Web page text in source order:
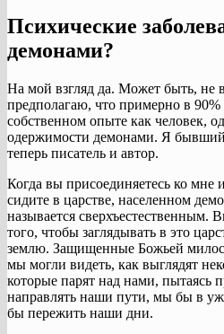
Психические
демонами?
На мой взгляд да. Может быть, не
предполагаю, что примерно в
собственном опыте как человек,
одержимости демонами. Я бывший
теперь писатель и автор.
Когда вы присоединяетесь ко мне
сидите в царстве, населенном
называется сверхъестественным.
того, чтобы заглядывать в это
землю. Защищенные Божьей
мы могли видеть, как выглядят
которые парят над нами, пытаясь
направлять наши пути, мы бы в
бы пережить наши дни.